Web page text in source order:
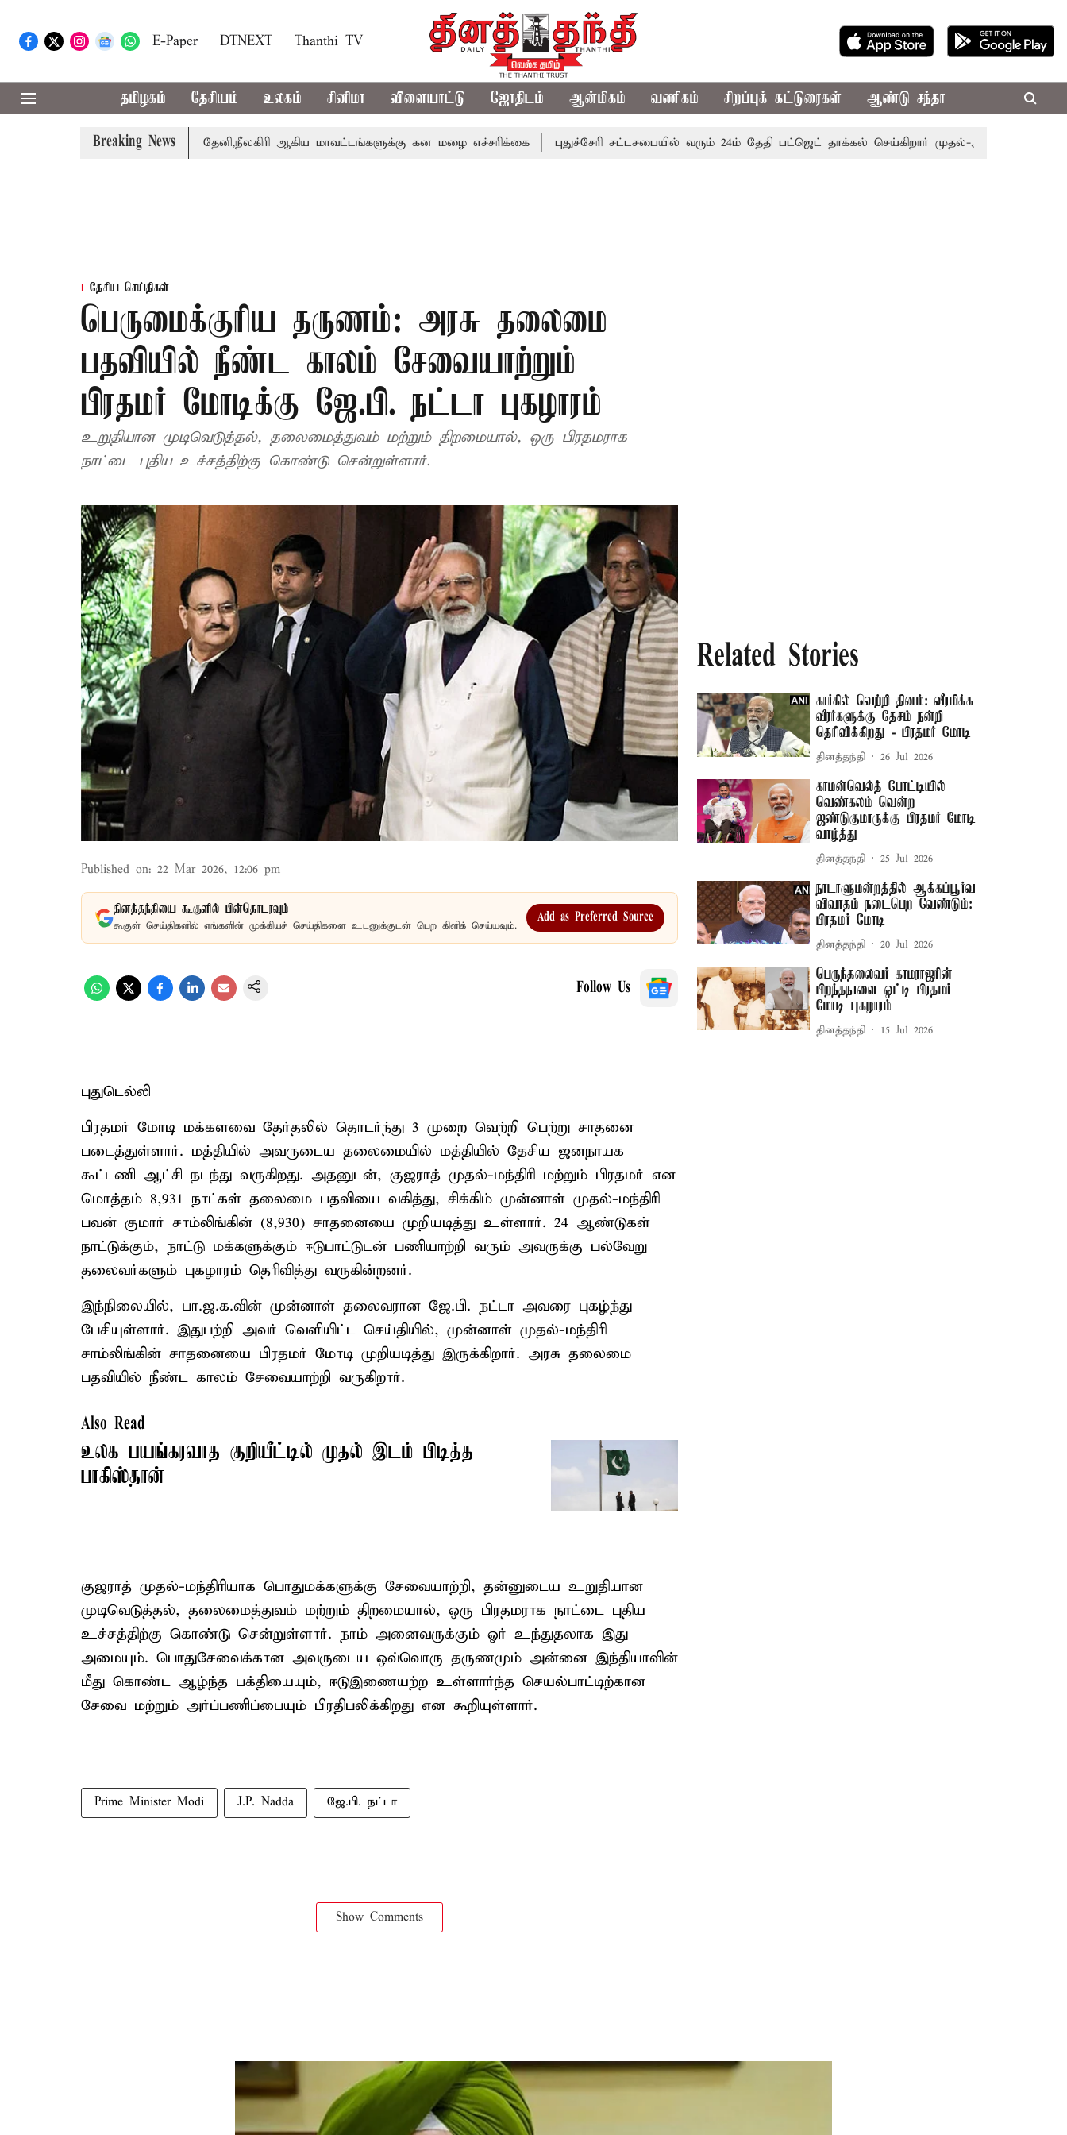
E-Paper DTNEXT Thanthi TV
தமிழகம் தேசியம் உலகம் சினிமா விளையாட்டு ஜோதிடம் ஆன்மிகம் வணிகம் சிறப்புக் கட்டுரைகள் ஆண்டு சந்தா
Breaking News
கோவை, தேனி,நீலகிரி ஆகிய மாவட்டங்களுக்கு கன மழை எச்சரிக்கை புதுச்சேரி சட்டசபையில் வரும் 24ம் தேதி பட்ஜெட் தாக்கல் செய்கிறார் முதல்-அமைச்சர் ரங்கசாமி
தேசிய செய்திகள்
பெருமைக்குரிய தருணம்: அரசு தலைமை
பதவியில் நீண்ட காலம் சேவையாற்றும்
பிரதமர் மோடிக்கு ஜே.பி. நட்டா புகழாரம்
உறுதியான முடிவெடுத்தல், தலைமைத்துவம் மற்றும் திறமையால், ஒரு பிரதமராக
நாட்டை புதிய உச்சத்திற்கு கொண்டு சென்றுள்ளார்.
Published on: 22 Mar 2026, 12:06 pm
தினத்தந்தியை கூகுளில் பின்தொடரவும்
கூகுள் செய்திகளில் எங்களின் முக்கியச் செய்திகளை உடனுக்குடன் பெற கிளிக் செய்யவும்.
Add as Preferred Source
Follow Us
புதுடெல்லி
பிரதமர் மோடி மக்களவை தேர்தலில் தொடர்ந்து 3 முறை வெற்றி பெற்று சாதனை
படைத்துள்ளார். மத்தியில் அவருடைய தலைமையில் மத்தியில் தேசிய ஜனநாயக
கூட்டணி ஆட்சி நடந்து வருகிறது. அதனுடன், குஜராத் முதல்-மந்திரி மற்றும் பிரதமர் என
மொத்தம் 8,931 நாட்கள் தலைமை பதவியை வகித்து, சிக்கிம் முன்னாள் முதல்-மந்திரி
பவன் குமார் சாம்லிங்கின் (8,930) சாதனையை முறியடித்து உள்ளார். 24 ஆண்டுகள்
நாட்டுக்கும், நாட்டு மக்களுக்கும் ஈடுபாட்டுடன் பணியாற்றி வரும் அவருக்கு பல்வேறு
தலைவர்களும் புகழாரம் தெரிவித்து வருகின்றனர்.
இந்நிலையில், பா.ஜ.க.வின் முன்னாள் தலைவரான ஜே.பி. நட்டா அவரை புகழ்ந்து
பேசியுள்ளார். இதுபற்றி அவர் வெளியிட்ட செய்தியில், முன்னாள் முதல்-மந்திரி
சாம்லிங்கின் சாதனையை பிரதமர் மோடி முறியடித்து இருக்கிறார். அரசு தலைமை
பதவியில் நீண்ட காலம் சேவையாற்றி வருகிறார்.
Also Read
உலக பயங்கரவாத குறியீட்டில் முதல் இடம் பிடித்த
பாகிஸ்தான்
குஜராத் முதல்-மந்திரியாக பொதுமக்களுக்கு சேவையாற்றி, தன்னுடைய உறுதியான
முடிவெடுத்தல், தலைமைத்துவம் மற்றும் திறமையால், ஒரு பிரதமராக நாட்டை புதிய
உச்சத்திற்கு கொண்டு சென்றுள்ளார். நாம் அனைவருக்கும் ஓர் உந்துதலாக இது
அமையும். பொதுசேவைக்கான அவருடைய ஒவ்வொரு தருணமும் அன்னை இந்தியாவின்
மீது கொண்ட ஆழ்ந்த பக்தியையும், ஈடுஇணையற்ற உள்ளார்ந்த செயல்பாட்டிற்கான
சேவை மற்றும் அர்ப்பணிப்பையும் பிரதிபலிக்கிறது என கூறியுள்ளார்.
Prime Minister Modi J.P. Nadda ஜே.பி. நட்டா
Show Comments
Related Stories
கார்கில் வெற்றி தினம்: வீரமிக்க
வீரர்களுக்கு தேசம் நன்றி
தெரிவிக்கிறது - பிரதமர் மோடி
தினத்தந்தி 26 Jul 2026
காமன்வெல்த் போட்டியில்
வெண்கலம் வென்ற
ஜண்டுகுமாருக்கு பிரதமர் மோடி
வாழ்த்து
தினத்தந்தி 25 Jul 2026
நாடாளுமன்றத்தில் ஆக்கப்பூர்வ
விவாதம் நடைபெற வேண்டும்:
பிரதமர் மோடி
தினத்தந்தி 20 Jul 2026
பெருந்தலைவர் காமராஜரின்
பிறந்தநாளை ஒட்டி பிரதமர்
மோடி புகழாரம்
தினத்தந்தி 15 Jul 2026